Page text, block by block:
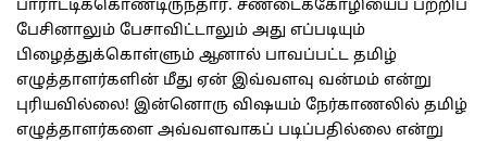
பாராட்டிக்கொண்டிருந்தார். சண்டைக்கோழியைப் பற்றிப்
பேசினாலும் பேசாவிட்டாலும் அது எப்படியும்
பிழைத்துக்கொள்ளும் ஆனால் பாவப்பட்ட தமிழ்
எழுத்தாளர்களின் மீது ஏன் இவ்வளவு வன்மம் என்று
புரியவில்லை! இன்னொரு விஷயம் நேர்காணலில் தமிழ்
எழுத்தாளர்களை அவ்வளவாகப் படிப்பதில்லை என்று